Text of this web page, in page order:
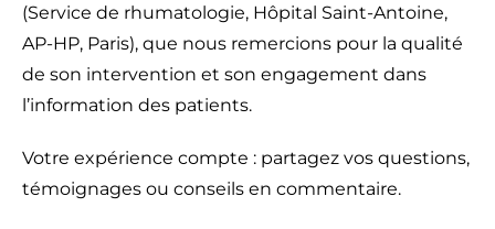
(Service de rhumatologie, Hôpital Saint-Antoine,
AP-HP, Paris), que nous remercions pour la qualité
de son intervention et son engagement dans
l’information des patients.
Votre expérience compte : partagez vos questions,
témoignages ou conseils en commentaire.